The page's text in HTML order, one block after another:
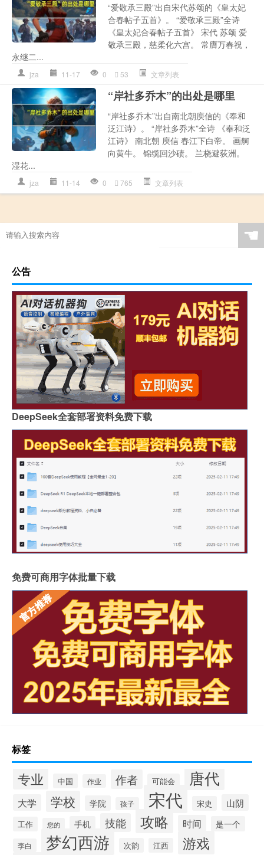
“爱敬承三殿”出自宋代苏颂的《皇太妃
合春帖子五首》。 “爱敬承三殿”全诗
《皇太妃合春帖子五首》 宋代 苏颂 爱
敬承三殿，慈柔化六宫。 常膺万春祝，
永继二...
jza 11-17 0 53 文章列表
“岸社多乔木”的出处是哪里
“岸社多乔木”出自南北朝庾信的《奉和
泛江诗》。 “岸社多乔木”全诗 《奉和泛
江诗》 南北朝 庾信 春江下白帝。 画舸
向黄牛。 锦缆回沙碛。 兰桡避荻洲。
湿花...
jza 11-14 0 765 文章列表
☚
公告
DeepSeek全套部署资料免费下载
免费可商用字体批量下载
标签
专业 中国 作业 作者 可能会 唐代
大学 学校 学院 孩子 宋代 宋史 山阴
工作 您的 手机 技能 攻略 时间 是一个
李白 梦幻西游 次韵 江西 游戏